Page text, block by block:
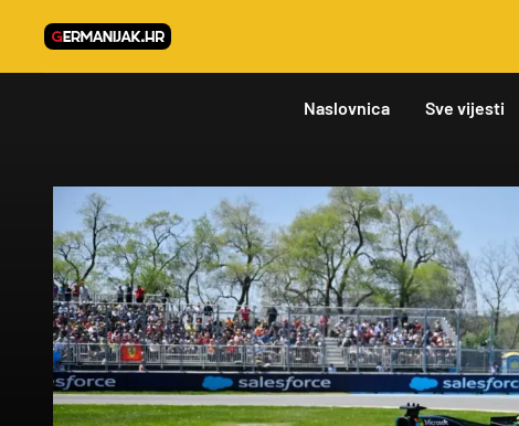
Naslovnica Sve vijesti